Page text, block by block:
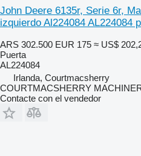
John Deere 6135r, Serie 6r,
izquierdo Al224084 AL224084
ARS 302.500 EUR 175 ≈ US$
Puerta
AL224084
Irlanda, Courtmacsherry
COURTMACSHERRY
Contacte con el vendedor